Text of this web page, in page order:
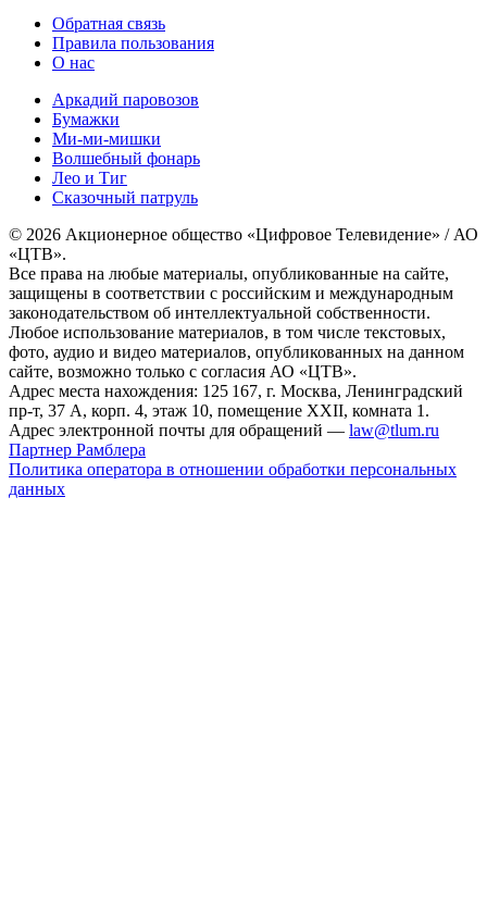
Обратная связь
Правила пользования
О нас
Аркадий паровозов
Бумажки
Ми-ми-мишки
Волшебный фонарь
Лео и Тиг
Сказочный патруль
© 2026 Акционерное общество «Цифровое Телевидение» / АО
«ЦТВ».
Все права на любые материалы, опубликованные на сайте,
защищены в соответствии с российским и международным
законодательством об интеллектуальной собственности.
Любое использование материалов, в том числе текстовых,
фото, аудио и видео материалов, опубликованных на данном
сайте, возможно только с согласия АО «ЦТВ».
Адрес места нахождения: 125 167, г. Москва, Ленинградский
пр-т, 37 А, корп. 4, этаж 10, помещение XXII, комната 1.
Адрес электронной почты для обращений — law@tlum.ru
Партнер Рамблера
Политика оператора в отношении обработки персональных
данных